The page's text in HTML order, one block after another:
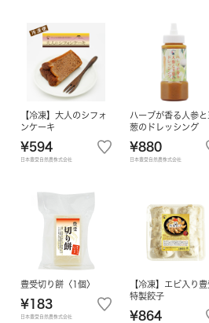
【冷凍】大人のシフォ
ンケーキ
¥594
日本豊受自然農株式会社
ハーブが香る人参と
葱のドレッシング
¥880
日本豊受自然農株式会社
豊受切り餅〈1個〉
¥183
日本豊受自然農株式会社
【冷凍】エビ入り豊
特製餃子
¥864